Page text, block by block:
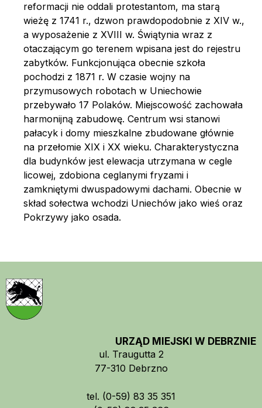
reformacji nie oddali protestantom, ma starą
wieżę z 1741 r., dzwon prawdopodobnie z XIV w.,
a wyposażenie z XVIII w. Świątynia wraz z
otaczającym go terenem wpisana jest do rejestru
zabytków. Funkcjonująca obecnie szkoła
pochodzi z 1871 r. W czasie wojny na
przymusowych robotach w Uniechowie
przebywało 17 Polaków. Miejscowość zachowała
harmonijną zabudowę. Centrum wsi stanowi
pałacyk i domy mieszkalne zbudowane głównie
na przełomie XIX i XX wieku. Charakterystyczna
dla budynków jest elewacja utrzymana w cegle
licowej, zdobiona ceglanymi fryzami i
zamkniętymi dwuspadowymi dachami. Obecnie w
skład sołectwa wchodzi Uniechów jako wieś oraz
Pokrzywy jako osada.
URZĄD MIEJSKI W DEBRZNIE
ul. Traugutta 2
77-310 Debrzno
tel. (0-59) 83 35 351